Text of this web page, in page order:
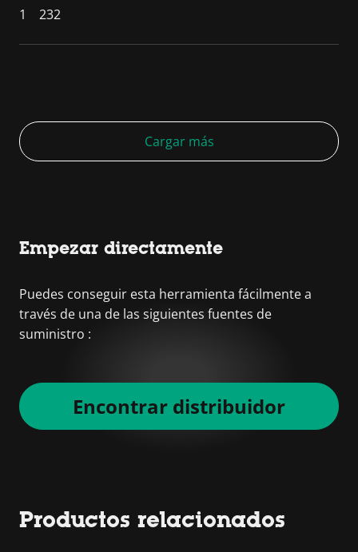
1 232
Cargar más
Empezar directamente
Puedes conseguir esta herramienta fácilmente a
través de una de las siguientes fuentes de
suministro :
Encontrar distribuidor
Productos relacionados